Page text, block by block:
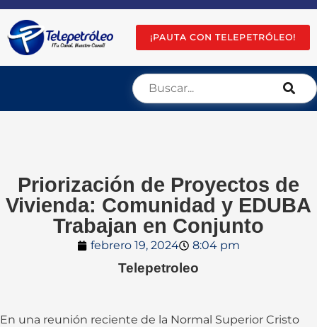
¡PAUTA CON TELEPETRÓLEO!
Priorización de Proyectos de
Vivienda: Comunidad y EDUBA
Trabajan en Conjunto
febrero 19, 2024 8:04 pm
Telepetroleo
En una reunión reciente de la Normal Superior Cristo